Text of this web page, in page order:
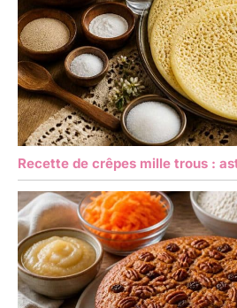
Recette de crêpes mille trous :